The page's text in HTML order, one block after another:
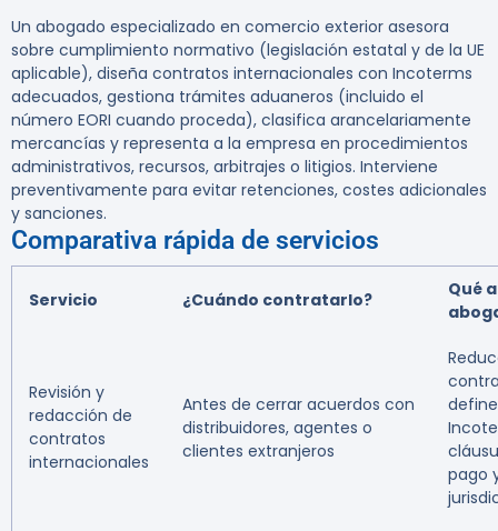
Un abogado especializado en comercio exterior asesora
sobre cumplimiento normativo (legislación estatal y de la UE
aplicable), diseña contratos internacionales con Incoterms
adecuados, gestiona trámites aduaneros (incluido el
número EORI cuando proceda), clasifica arancelariamente
mercancías y representa a la empresa en procedimientos
administrativos, recursos, arbitrajes o litigios. Interviene
preventivamente para evitar retenciones, costes adicionales
y sanciones.
Comparativa rápida de servicios
Servicio ¿Cuándo contratarlo?
Qué
Revisión y
redacción de
contratos
internacionales
Antes de cerrar acuerdos con
distribuidores, agentes o
clientes extranjeros
define
pago